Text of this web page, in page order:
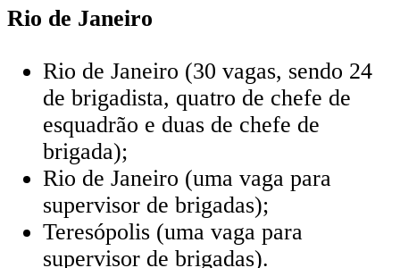
Rio de Janeiro
Rio de Janeiro (30 vagas, sendo 24
de brigadista, quatro de chefe de
esquadrão e duas de chefe de
brigada);
Rio de Janeiro (uma vaga para
supervisor de brigadas);
Teresópolis (uma vaga para
supervisor de brigadas).